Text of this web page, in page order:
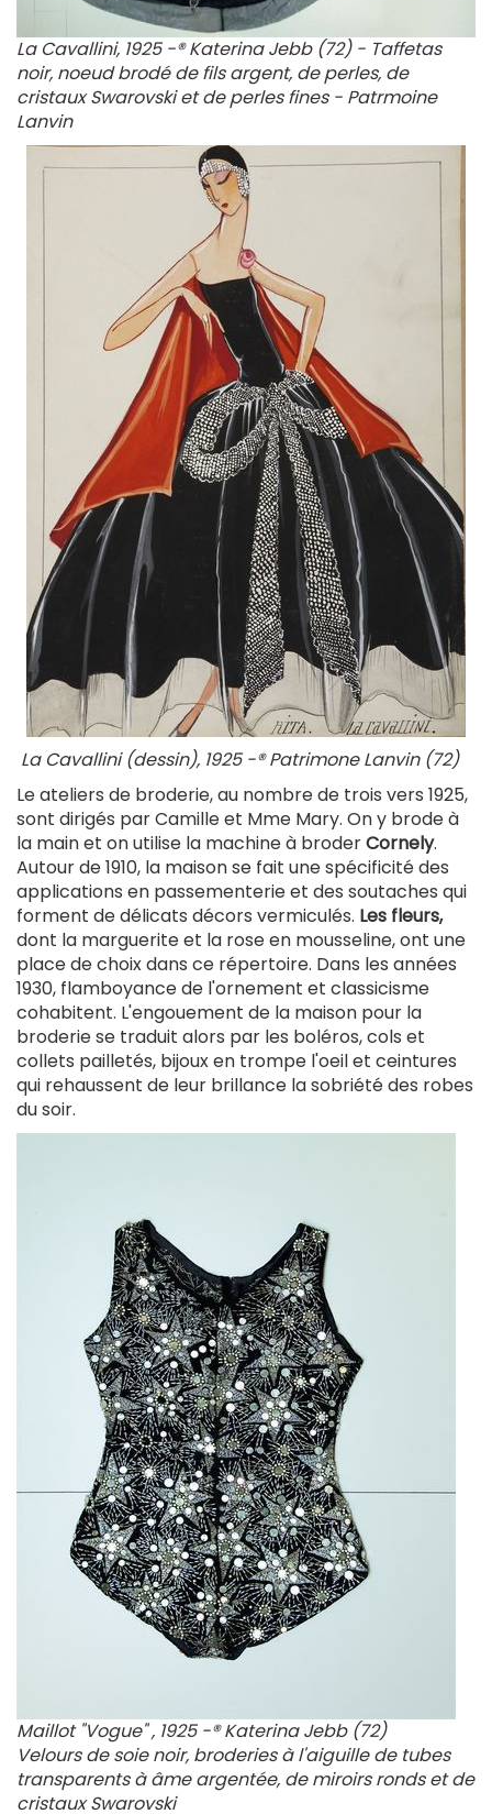
La Cavallini, 1925 -® Katerina Jebb (72) - Taffetas
noir, noeud brodé de fils argent, de perles, de
cristaux Swarovski et de perles fines - Patrmoine
Lanvin
La Cavallini (dessin), 1925 -® Patrimone Lanvin (72)
Le ateliers de broderie, au nombre de trois vers 1925,
sont dirigés par Camille et Mme Mary. On y brode à
la main et on utilise la machine à broderCornely.
Autour de 1910, la maison se fait une spécificité des
applications en passementerie et des soutaches qui
forment de délicats décors vermiculés. Les fleurs,
dont la marguerite et la rose en mousseline, ont une
place de choix dans ce répertoire. Dans les années
1930, flamboyance de l'ornement et classicisme
cohabitent. L'engouement de la maison pour la
broderie se traduit alors par les boléros, cols et
collets pailletés, bijoux en trompe l'oeil et ceintures
qui rehaussent de leur brillance la sobriété des robes
du soir.
Maillot "Vogue" , 1925 -® Katerina Jebb (72)
Velours de soie noir, broderies à l'aiguille de tubes
transparents à âme argentée, de miroirs ronds et de
cristaux Swarovski